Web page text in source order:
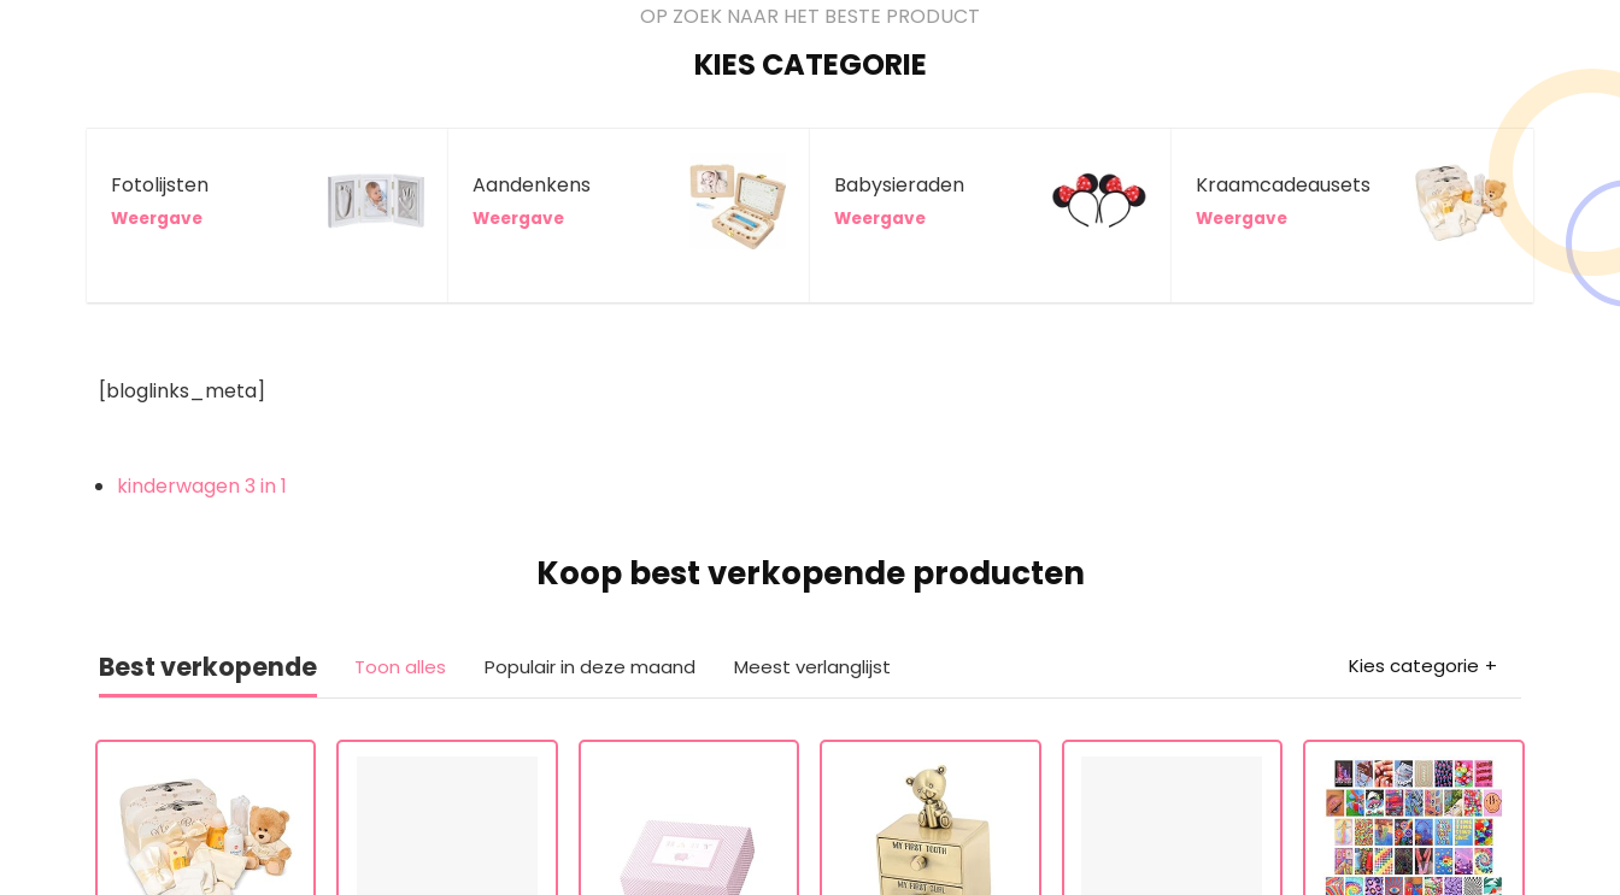
OP ZOEK NAAR HET BESTE PRODUCT
KIES CATEGORIE
Fotolijsten
Weergave
Aandenkens
Weergave
Babysieraden
Weergave
Kraamcadeausets
Weergave
[bloglinks_meta]
kinderwagen 3 in 1
Koop best verkopende producten
Best verkopende Toon alles Populair in deze maand Meest verlanglijst Kies categorie